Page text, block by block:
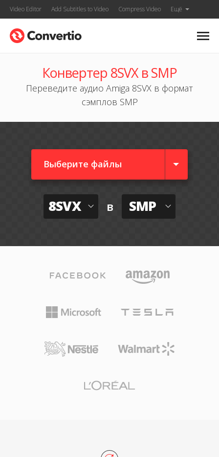
Video Editor Add Subtitles to Video Compress Video Ещё
Конвертер 8SVX в SMP
Переведите аудио Amiga 8SVX в формат
сэмплов SMP
Выберите файлы
8SVX в SMP